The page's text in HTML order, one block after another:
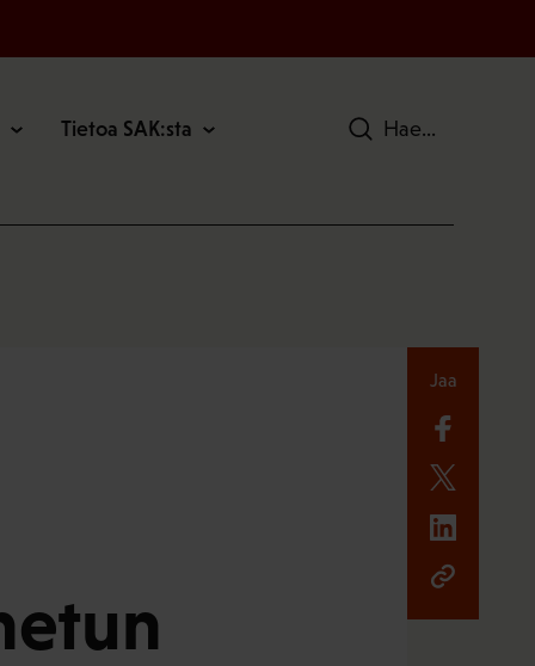
Tietoa SAK:sta Hae
Jaa